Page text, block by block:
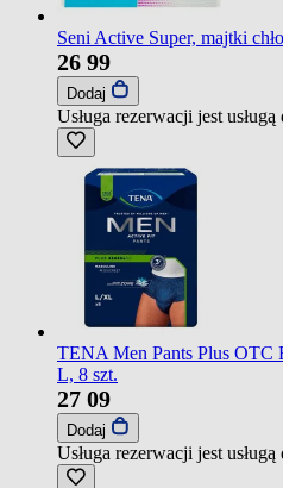
Seni Active Super, majtki
26 99
Dodaj
Usługa rezerwacji jest usługą
TENA Men Pants Plus OTC
L, 8 szt.
27 09
Dodaj
Usługa rezerwacji jest usługą